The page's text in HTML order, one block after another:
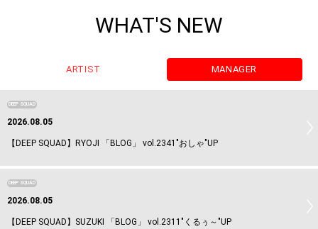
WHAT'S NEW
ARTIST MANAGER
DEEP SQUAD
2026.08.05
【DEEP SQUAD】RYOJI 「BLOG」 vol.2341"おしゃ"UP
DEEP SQUAD
2026.08.05
【DEEP SQUAD】SUZUKI 「BLOG」 vol.2311"くるぅ～"UP